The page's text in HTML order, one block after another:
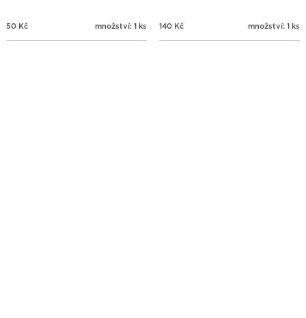
50 Kč množství: 1 ks 140 Kč množství: 1 ks